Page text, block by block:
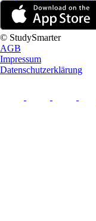
© StudySmarter
AGB
Impressum
Datenschutzerklärung